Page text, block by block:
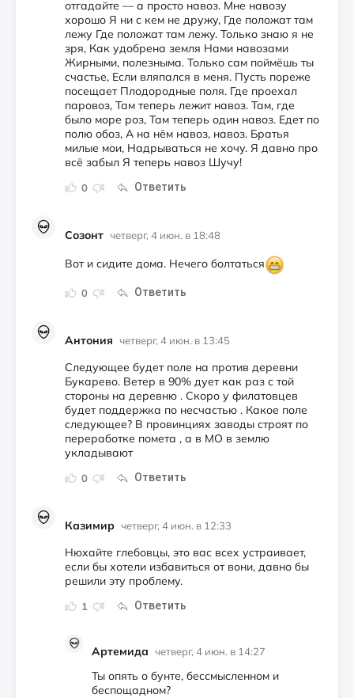
0 Ответить
отгадайте — а просто навоз. Мне навозу
хорошо Я ни с кем не дружу, Где положат там
лежу Где положат там лежу. Только знаю я не
зря, Как удобрена земля Нами навозами
Жирными, полезныма. Только сам поймёшь ты
счастье, Если вляпался в меня. Пусть пореже
посещает Плодородные поля. Где проехал
паровоз, Там теперь лежит навоз. Там, где
было море роз, Там теперь один навоз. Едет по
полю обоз, А на нём навоз, навоз. Братья
милые мои, Надрываться не хочу. Я давно про
всё забыл Я теперь навоз Шучу!
Созонт четверг, 4 июн. в 18:48
0 Ответить
Вот и сидите дома. Нечего болтаться
Антония четверг, 4 июн. в 13:45
0 Ответить
Следующее будет поле на против деревни
Букарево. Ветер в 90% дует как раз с той
стороны на деревню . Скоро у филатовцев
будет поддержка по несчастью . Какое поле
следующее? В провинциях заводы строят по
переработке помета , а в МО в землю
укладывают
Казимир четверг, 4 июн. в 12:33
1 Ответить
Нюхайте глебовцы, это вас всех устраивает,
если бы хотели избавиться от вони, давно бы
решили эту проблему.
Артемида четверг, 4 июн. в 14:27
Ты опять о бунте, бессмысленном и
беспощадном?